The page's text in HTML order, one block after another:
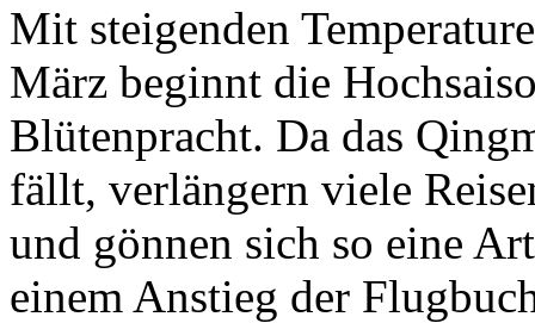
Mit steigenden
März beginnt die
Blütenpracht. Da das
fällt, verlängern viele
und gönnen sich so eine
einem Anstieg der